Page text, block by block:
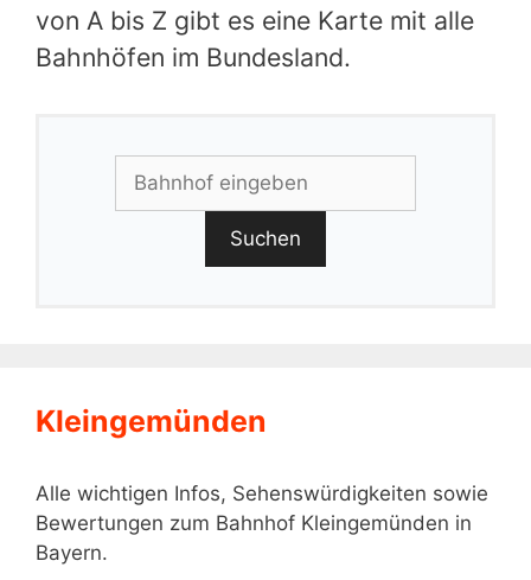
von A bis Z gibt es eine Karte mit alle
Bahnhöfen im Bundesland.
Suchen
Kleingemünden
Alle wichtigen Infos, Sehenswürdigkeiten sowie
Bewertungen zum Bahnhof Kleingemünden in
Bayern.